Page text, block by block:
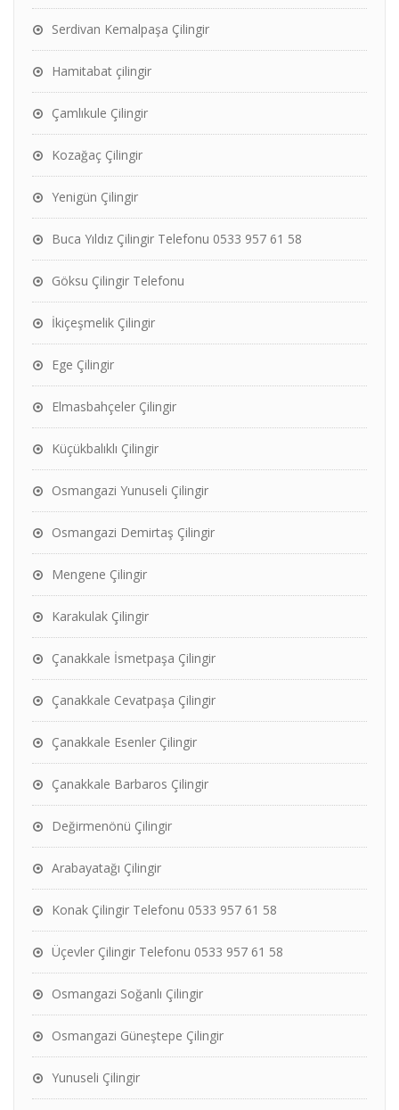
Serdivan Kemalpaşa Çilingir
Hamitabat çilingir
Çamlıkule Çilingir
Kozağaç Çilingir
Yenigün Çilingir
Buca Yıldız Çilingir Telefonu 0533 957 61 58
Göksu Çilingir Telefonu
İkiçeşmelik Çilingir
Ege Çilingir
Elmasbahçeler Çilingir
Küçükbalıklı Çilingir
Osmangazi Yunuseli Çilingir
Osmangazi Demirtaş Çilingir
Mengene Çilingir
Karakulak Çilingir
Çanakkale İsmetpaşa Çilingir
Çanakkale Cevatpaşa Çilingir
Çanakkale Esenler Çilingir
Çanakkale Barbaros Çilingir
Değirmenönü Çilingir
Arabayatağı Çilingir
Konak Çilingir Telefonu 0533 957 61 58
Üçevler Çilingir Telefonu 0533 957 61 58
Osmangazi Soğanlı Çilingir
Osmangazi Güneştepe Çilingir
Yunuseli Çilingir